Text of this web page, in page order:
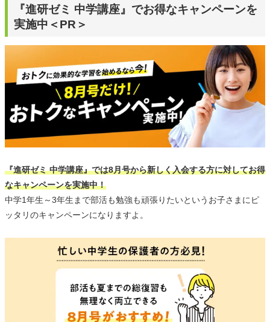
『進研ゼミ 中学講座』でお得なキャンペーンを
実施中＜PR＞
『進研ゼミ 中学講座』では8月号から新しく入会する方に対してお得
なキャンペーンを実施中！
中学1年生～3年生まで部活も勉強も頑張りたいというお子さまにピ
ッタリのキャンペーンになりますよ。